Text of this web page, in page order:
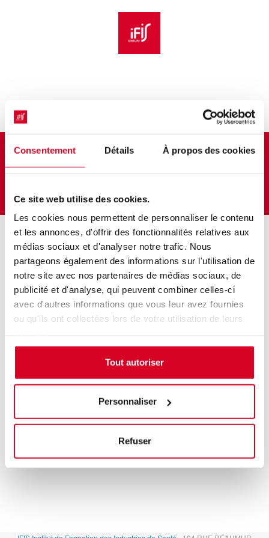
Consentement Détails À propos des cookies
Ce site web utilise des cookies.
Les cookies nous permettent de personnaliser le contenu
et les annonces, d'offrir des fonctionnalités relatives aux
médias sociaux et d'analyser notre trafic. Nous
partageons également des informations sur l'utilisation de
notre site avec nos partenaires de médias sociaux, de
publicité et d'analyse, qui peuvent combiner celles-ci
avec d'autres informations que vous leur avez fournies
ou qu'ils ont collectées lors de votre utilisation de leurs
Tout autoriser
Personnaliser
Refuser
CHIBOIS Anne
Prochaines sessions
08/10/26 → 09/10/26 Présentiel
Gestion de projet en
développement pharmaceutique : méthodes, outils et
pilotage
PARIS
Accès aux personnes en situation de handicap :Oui